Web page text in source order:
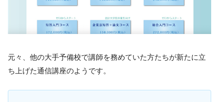
元々、他の大手予備校で講師を務めていた方たちが新たに立
ち上げた通信講座のようです。